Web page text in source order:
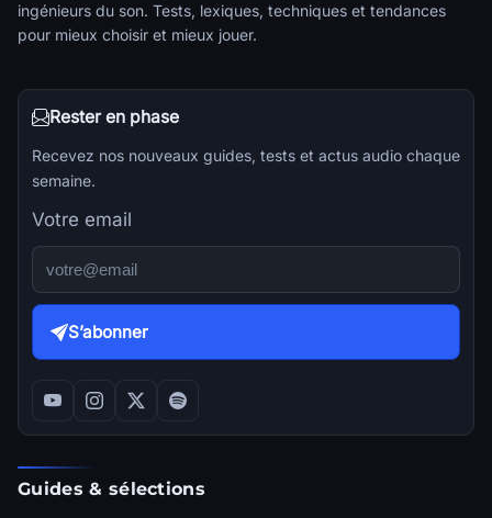
ingénieurs du son. Tests, lexiques, techniques et tendances
pour mieux choisir et mieux jouer.
Rester en phase
Recevez nos nouveaux guides, tests et actus audio chaque
semaine.
Votre email
S’abonner
Guides & sélections